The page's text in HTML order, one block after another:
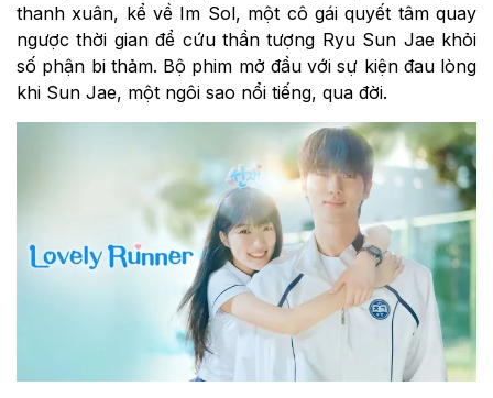
thanh xuân, kể về Im Sol, một cô gái quyết tâm quay
ngược thời gian để cứu thần tượng Ryu Sun Jae khỏi
số phận bi thảm. Bộ phim mở đầu với sự kiện đau lòng
khi Sun Jae, một ngôi sao nổi tiếng, qua đời.